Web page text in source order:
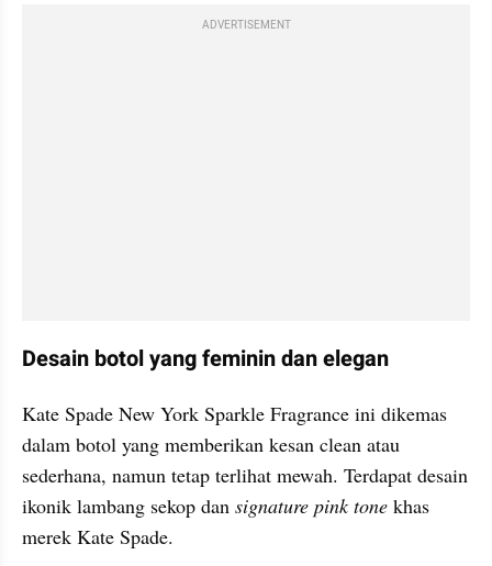
ADVERTISEMENT
Desain botol yang feminin dan elegan
Kate Spade New York Sparkle Fragrance ini dikemas
dalam botol yang memberikan kesan clean atau
sederhana, namun tetap terlihat mewah. Terdapat desain
ikonik lambang sekop dan signature pink tone khas
merek Kate Spade.